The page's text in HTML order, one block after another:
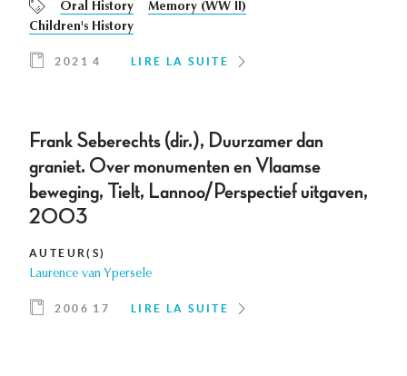
Oral History
Memory (WW II)
Children's History
2021 4 LIRE LA SUITE
Frank Seberechts (dir.), Duurzamer dan
graniet. Over monumenten en Vlaamse
beweging, Tielt, Lannoo/Perspectief uitgaven,
2003
AUTEUR(S)
Laurence van Ypersele
2006 17 LIRE LA SUITE